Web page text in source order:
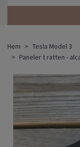
Hem
Tesla Model 3
Paneler t ratten -